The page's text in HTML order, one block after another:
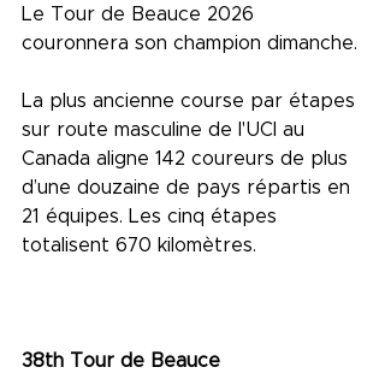
Le Tour de Beauce 2026
couronnera son champion dimanche.
La plus ancienne course par étapes
sur route masculine de l'UCI au
Canada aligne 142 coureurs de plus
d’une douzaine de pays répartis en
21 équipes. Les cinq étapes
totalisent 670 kilomètres.
38th Tour de Beauce